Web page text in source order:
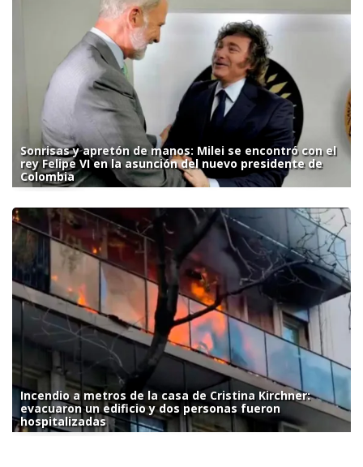
Sonrisas y apretón de manos: Milei se encontró con el
rey Felipe VI en la asunción del nuevo presidente de
Colombia
Incendio a metros de la casa de Cristina Kirchner:
evacuaron un edificio y dos personas fueron
hospitalizadas